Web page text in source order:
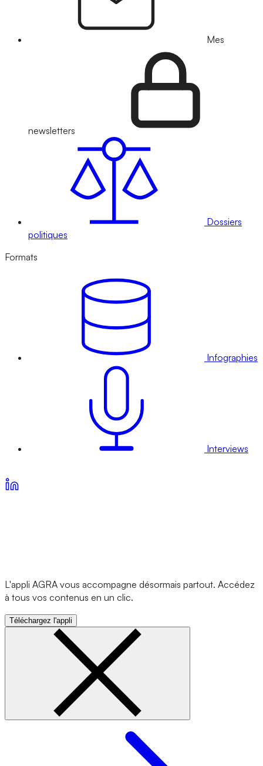
Mes
newsletters
Dossiers
politiques
Formats
Infographies
Interviews
L'appli AGRA vous accompagne désormais partout. Accédez
à tous vos contenus en un clic.
Téléchargez l'appli